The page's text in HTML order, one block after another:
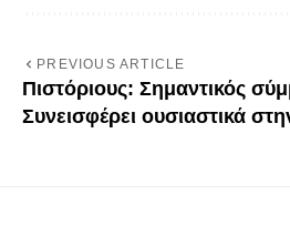
PREVIOUS ARTICLE
Πιστόριους: Σημαντικός
Συνεισφέρει ουσιαστικά